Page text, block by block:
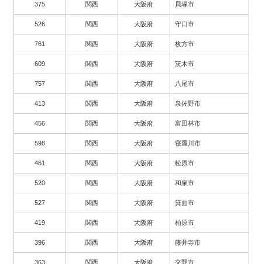
375 関西 大阪府 貝塚市
526 関西 大阪府 守口市
761 関西 大阪府 枚方市
609 関西 大阪府 茨木市
757 関西 大阪府 八尾市
413 関西 大阪府 泉佐野市
456 関西 大阪府 富田林市
598 関西 大阪府 寝屋川市
461 関西 大阪府 松原市
520 関西 大阪府 和泉市
527 関西 大阪府 箕面市
419 関西 大阪府 柏原市
396 関西 大阪府 藤井寺市
363 関西 大阪府 交野市